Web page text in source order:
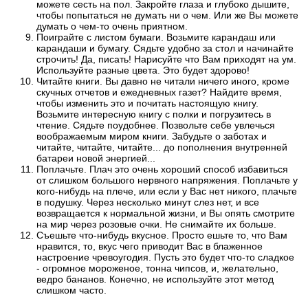
можете сесть на пол. Закройте глаза и глубоко дышите,
чтобы попытаться не думать ни о чем. Или же Вы можете
думать о чем-то очень приятном.
Поиграйте с листом бумаги. Возьмите карандаш или
карандаши и бумагу. Сядьте удобно за стол и начинайте
строчить! Да, писать! Нарисуйте что Вам приходят на ум.
Используйте разные цвета. Это будет здорово!
Читайте книги. Вы давно не читали ничего иного, кроме
скучных отчетов и ежедневных газет? Найдите время,
чтобы изменить это и почитать настоящую книгу.
Возьмите интересную книгу с полки и погрузитесь в
чтение. Сядьте поудобнее. Позвольте себе увлечься
воображаемым миром книги. Забудьте о заботах и
читайте, читайте, читайте... до пополнения внутренней
батареи новой энергией...
Поплачьте. Плач это очень хороший способ избавиться
от слишком большого нервного напряжения. Поплачьте у
кого-нибудь на плече, или если у Вас нет никого, плачьте
в подушку. Через несколько минут слез нет, и все
возвращается к нормальной жизни, и Вы опять смотрите
на мир через розовые очки. Не снимайте их больше.
Съешьте что-нибудь вкусное. Просто ешьте то, что Вам
нравится, то, вкус чего приводит Вас в блаженное
настроение чревоугодия. Пусть это будет что-то сладкое
- огромное мороженое, тонна чипсов, и, желательно,
ведро бананов. Конечно, не используйте этот метод
слишком часто.